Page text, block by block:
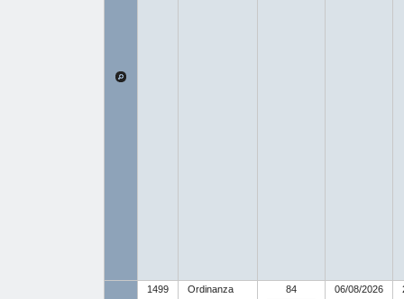
1499 Ordinanza
84
06/08/2026